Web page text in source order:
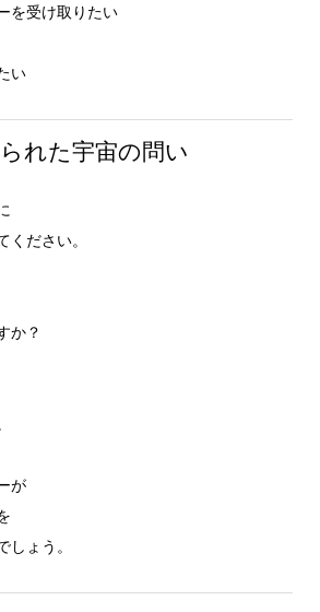
を受け取りたい
い
れた宇宙の問い
ださい。
か？
が
ょう。